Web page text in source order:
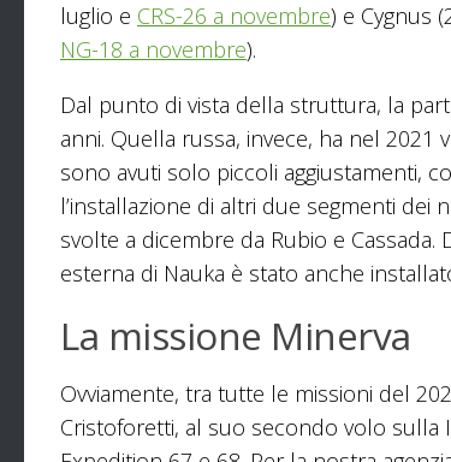
luglio e CRS-26 a novembre) e Cygnus
NG-18 a novembre).
Dal punto di vista della struttura, la
anni. Quella russa, invece, ha nel 2021
sono avuti solo piccoli aggiustamenti,
l’installazione di altri due segmenti dei
svolte a dicembre da Rubio e
esterna di Nauka è stato anche
La missione Minerva
Ovviamente, tra tutte le missioni del
Cristoforetti, al suo secondo volo sulla